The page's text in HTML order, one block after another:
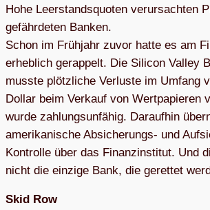
Hohe Leer­stands­quo­ten ver­ur­sach­ten
gefähr­de­ten Ban­ken.
Schon im Früh­jahr zuvor hatte es am
erheb­lich gerap­pelt. Die Sili­con Val­ley
musste plötz­li­che Ver­luste im Umfang
Dol­lar beim Ver­kauf von Wert­pa­pie­ren
wurde zah­lungs­un­fä­hig. Dar­auf­hin
ame­ri­ka­ni­sche Absi­che­rungs- und
Kon­trolle über das Finanz­in­sti­tut. Und
nicht die ein­zige Bank, die geret­tet
Skid Row